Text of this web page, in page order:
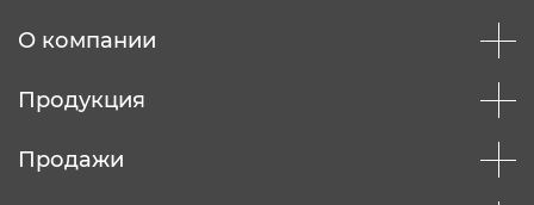
О компании
Продукция
Продажи